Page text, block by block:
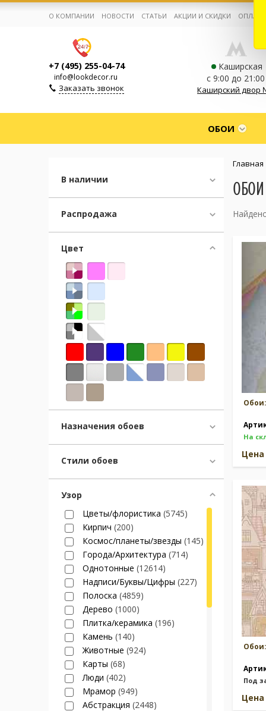
Корзина:0
Избранное:0 товаров
Личный кабинет
Москва (сменить город)
Заказать обратный звонок
О КОМПАНИИ НОВОСТИ СТАТЬИ АКЦИИ И СКИДКИ
+7 (495) 255-04-74
info@lookdecor.ru
Заказать звонок
Каширская
с 9:00 до 21:00
Каширский двор
ОБОИ
В наличии
Распродажа
Цвет
Назначения обоев
Стили обоев
Узор
Цветы/флористика (5745)
Кирпич (200)
Космос/планеты/звезды (145)
Города/Архитектура (714)
Однотонные (12614)
Надписи/Буквы/Цифры (227)
Полоска (4859)
Дерево (1000)
Плитка/керамика (196)
Камень (140)
Животные (924)
Карты (68)
Люди (402)
Мрамор (949)
Абстракция (2448)
Главная
Обои:
На
Цена
Обои:
Под
Цена